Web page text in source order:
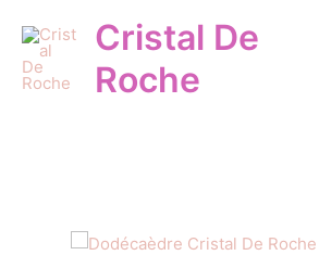
contenu
Cristal De
Roche